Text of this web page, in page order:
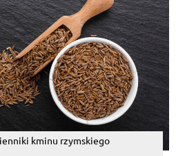
kminu rzymskiego